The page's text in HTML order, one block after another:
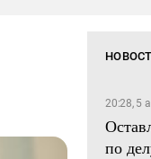
20:28, 5
по